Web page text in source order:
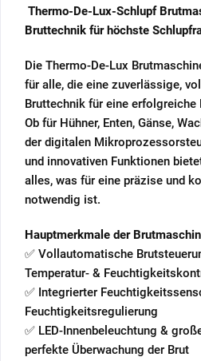
Thermo-De-Lux-Schlupf
Bruttechnik für höchste
Die Thermo-De-Lux
für alle, die eine zuverlässige,
Bruttechnik für eine erfolgreiche
Ob für Hühner, Enten, Gänse,
der digitalen
und innovativen Funktionen
alles, was für eine präzise und
notwendig ist.
Hauptmerkmale der
✅ Vollautomatische
Temperatur- &
✅ Integrierter
Feuchtigkeitsregulierung
✅ LED-Innenbeleuchtung &
perfekte Überwachung der Brut